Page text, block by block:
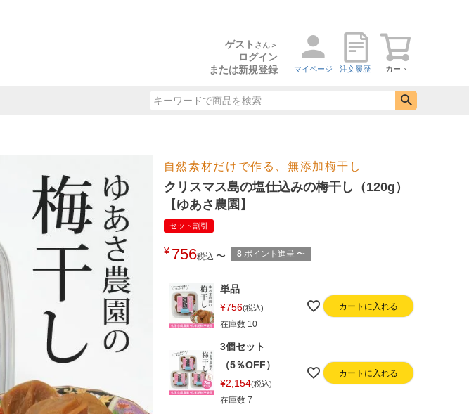
ゲスト さん＞
ログイン
または新規登録
カート
注文履歴
マイページ
自然素材だけで作る、無添加梅干し
クリスマス島の塩仕込みの梅干し（120g）
【ゆあさ農園】
セット割引
¥ 756税込 〜 8 ポイント進呈 〜
単品
¥756 税込
在庫数 10
カートに入れる
3個セット
（5％OFF）
¥2,154 税込
在庫数 7
カートに入れる